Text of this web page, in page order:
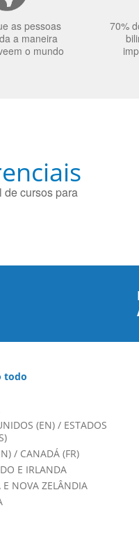
as pessoas
a maneira
o mundo
70%
de cursos para
todo
(EN)/ ESTADOS
/ CANADÁ (FR)
E IRLANDA
E NOVA ZELÂNDIA